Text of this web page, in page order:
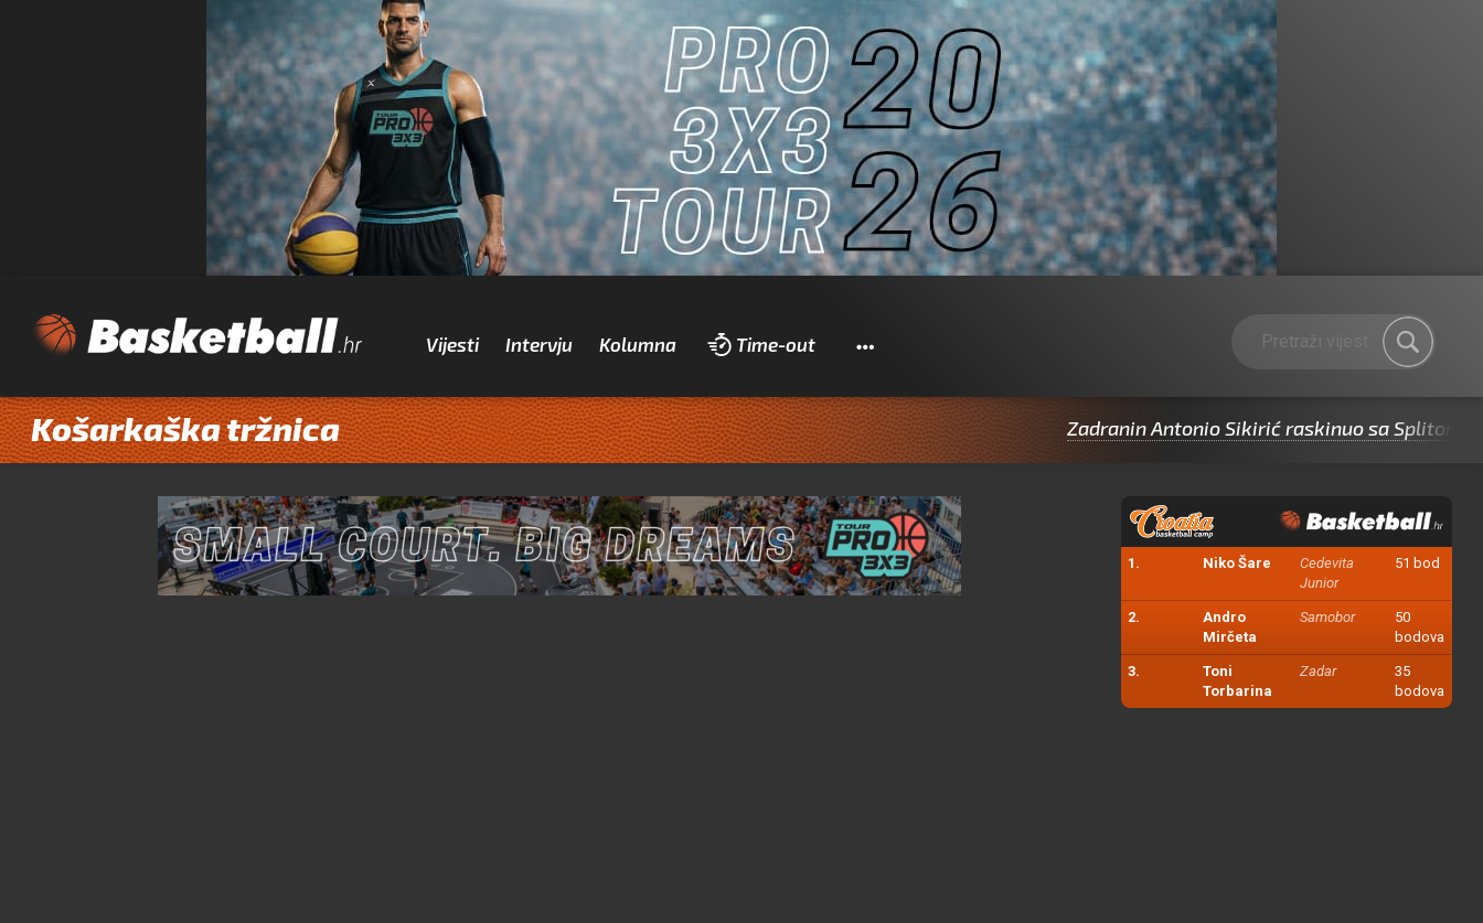
Vijesti Intervju Kolumna Time-out Pretraži
Košarkaška tržnica Zadranin Antonio Sikirić raskinuo sa Splitom pa
1. Niko Šare
Cedevita
Junior
51 bod
2.
Andro
Mirčeta
Samobor
50
bodova
3.
Toni
Torbarina
Zadar
35
bodova